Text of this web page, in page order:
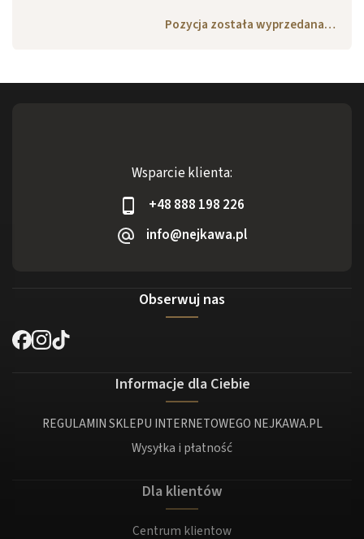
Pozycja została wyprzedana…
Wsparcie klienta:
+48 888 198 226
info@nejkawa.pl
Obserwuj nas
Informacje dla Ciebie
REGULAMIN SKLEPU INTERNETOWEGO NEJKAWA.PL
Wysyłka i płatność
Dla klientów
Centrum klientow